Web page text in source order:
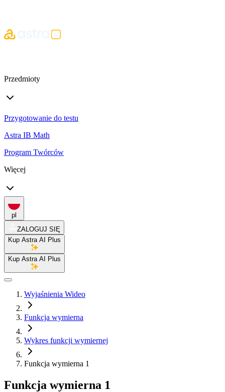
Przedmioty
Przygotowanie do testu
Astra IB Math
Program Twórców
Więcej
pl
ZALOGUJ SIĘ
Kup Astra AI Plus
Kup Astra AI Plus
Wyjaśnienia Wideo
Funkcja wymierna
Wykres funkcji wymiernej
Funkcja wymierna 1
Funkcja wymierna 1